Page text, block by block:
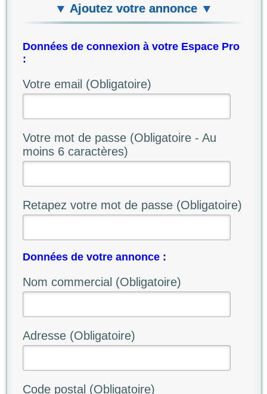
▼ Ajoutez votre annonce ▼
Données de connexion à votre Espace Pro
:
Votre email (Obligatoire)
Votre mot de passe (Obligatoire - Au
moins 6 caractères)
Retapez votre mot de passe (Obligatoire)
Données de votre annonce :
Nom commercial (Obligatoire)
Adresse (Obligatoire)
Code postal (Obligatoire)